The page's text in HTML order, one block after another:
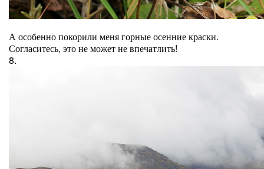
А особенно покорили меня горные осенние краски.
Согласитесь, это не может не впечатлить!
8.